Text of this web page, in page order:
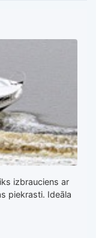
izbrauciens ar
piekrasti. Ideāla